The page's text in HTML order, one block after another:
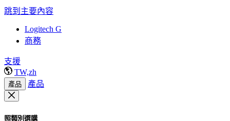
跳到主要內容
Logitech G
商務
支援
TW,zh
產品 產品
照類別選購